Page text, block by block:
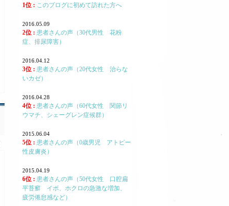
1位 : このブログに初めて訪れた方へ
2016.05.09
2位 : 患者さんの声（30代男性 花粉
症、排尿障害）
2016.04.12
3位 : 患者さんの声（20代女性 治らな
いカゼ）
2016.04.28
4位 : 患者さんの声（60代女性 関節リ
ウマチ、シェーグレン症候群）
2015.06.04
5位 : 患者さんの声（0歳男児 アトピー
性皮膚炎）
2015.04.19
6位 : 患者さんの声（50代女性 口腔扁
平苔癬 イボ、ホクロの急激な増加、
疲労倦怠感など）